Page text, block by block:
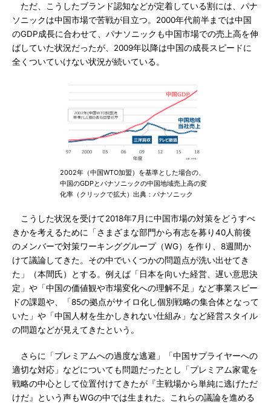
ただ、こうしたブランド認知などが定着している割には、パナ
ソニックは中国市場で苦戦が目立つ。2000年代前半までは中国
のGDP成長に合わせて、パナソニックも中国市場での売上高を伸
ばしていた状況だったが、2009年以降は中国の成長スピードに
全くついていけない状況が続いている。
2002年（中国WTO加盟）を基準とした場合の、
中国のGDPとパナソニックの中国地域売上高の変
化率（クリックで拡大）出典：パナソニック
こうした状況を受けて2018年7月に中国市場の対策をどうすべ
きかを考えるために「さまざまな部門から有志を募り40人前後
のメンバーで対策ワーキンググループ（WG）を作り、8週間か
けて議論してきた。その中でいくつかの問題点が洗い出せてき
た」（本間氏）とする。例えば「日本を向いた経営、遅い意思決
定」や「中国の価値観や市場変化への理解不足」など事業スピー
ドの課題や、「85の拠点がサイロ化し個別戦略の集合体となって
いた」や「中国人材を生かしきれない仕組み」など経営スタイル
の問題などが見えてきたという。
さらに「プレミアムへの過度な逃避」「中国サプライヤーへの
適切な対応」などについても問題だったとし「プレミアム家電を
戦略の中心として位置付けてきたが『主戦場から単純に逃げただ
けだ』という声もWGの中では生まれた。これらの議論を進める